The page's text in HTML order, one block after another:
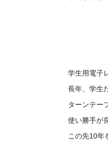
学生用電子
長年、学生
ターンテー
使い勝手が
この先10年